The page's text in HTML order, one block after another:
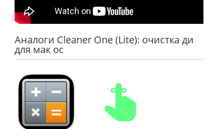
Аналоги Cleaner One (Lite): очистка ди
для мак ос